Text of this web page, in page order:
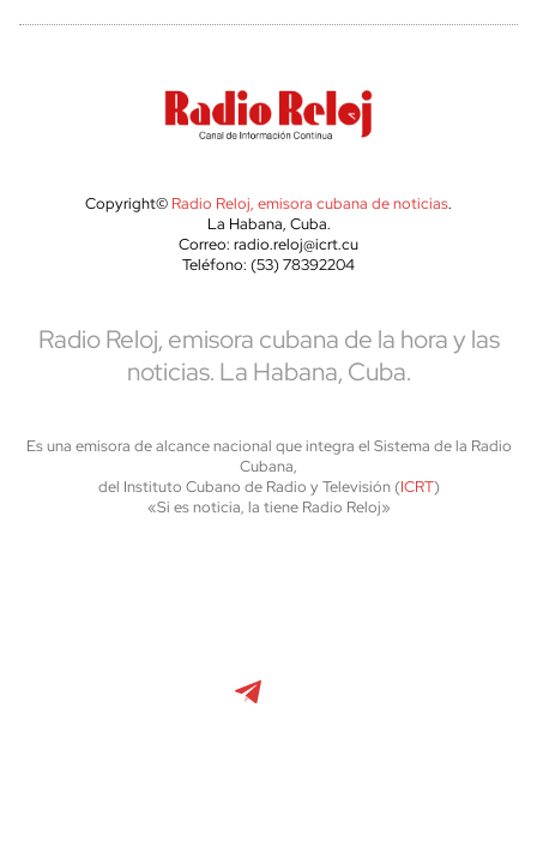
Copyright© Radio Reloj, emisora cubana de noticias.
La Habana, Cuba.
Correo: radio.reloj@icrt.cu
Teléfono: (53) 78392204
Radio Reloj, emisora cubana de la hora y las
noticias. La Habana, Cuba.
Es una emisora de alcance nacional que integra el Sistema de la Radio
Cubana,
del Instituto Cubano de Radio y Televisión (ICRT)
«Si es noticia, la tiene Radio Reloj»